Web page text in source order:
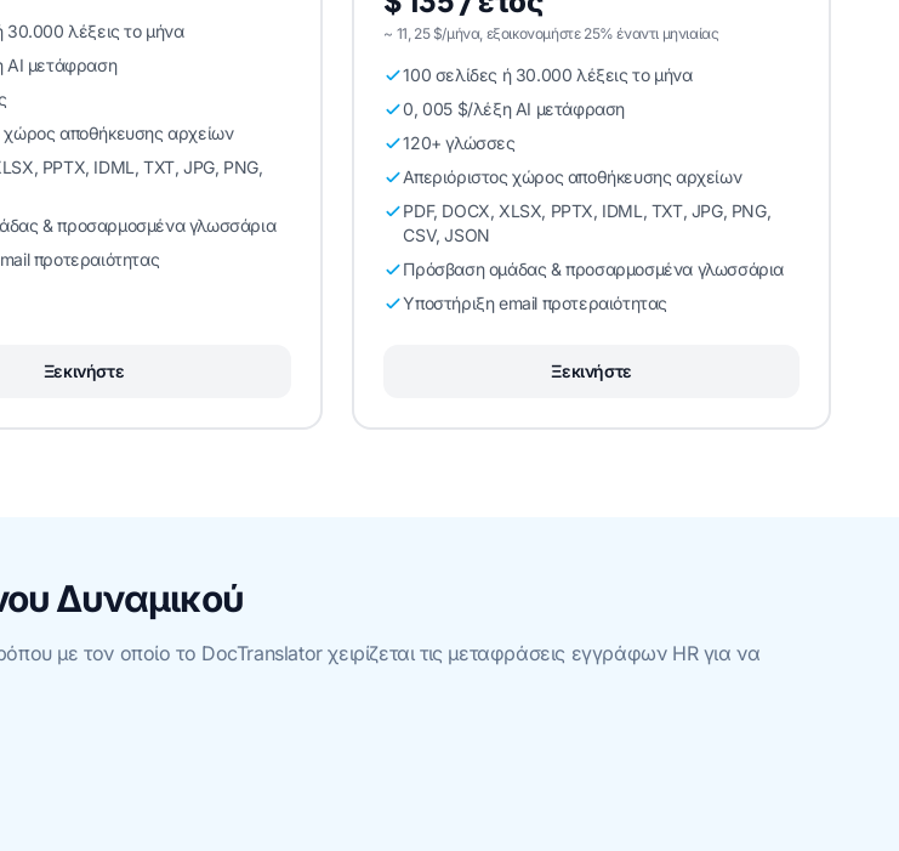
30.000 λέξεις το μήνα
AI μετάφραση
χώρος αποθήκευσης αρχείων
PPTX, IDML, TXT, JPG, PNG,
& προσαρμοσμένα γλωσσάρια
προτεραιότητας
Ξεκινήστε
~ 11, 25 $/μήνα, εξοικονομήστε 25% έναντι μηνιαίας
100 σελίδες ή 30.000 λέξεις το μήνα
0, 005 $/λέξη AI μετάφραση
120+ γλώσσες
Απεριόριστος χώρος αποθήκευσης αρχείων
PDF, DOCX, XLSX, PPTX, IDML, TXT, JPG, PNG,
CSV, JSON
Πρόσβαση ομάδας & προσαρμοσμένα γλωσσάρια
Υποστήριξη email προτεραιότητας
Ξεκινήστε
Δυναμικού
με τον οποίο το DocTranslator χειρίζεται τις μεταφράσεις εγγράφων HR για να